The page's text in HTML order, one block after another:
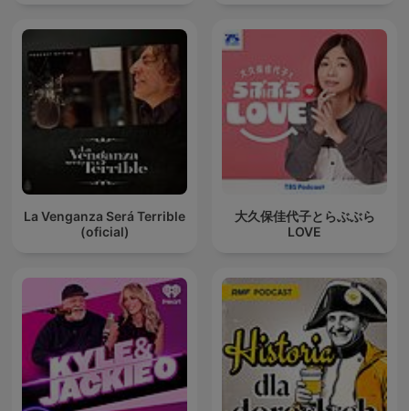
La Venganza Será Terrible
(oficial)
大久保佳代子とらぶぶら
LOVE